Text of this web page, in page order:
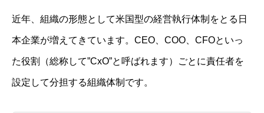
近年、組織の形態として米国型の経営執行体制をとる日
本企業が増えてきています。CEO、COO、CFOといっ
た役割（総称して”CxO”と呼ばれます）ごとに責任者を
設定して分担する組織体制です。